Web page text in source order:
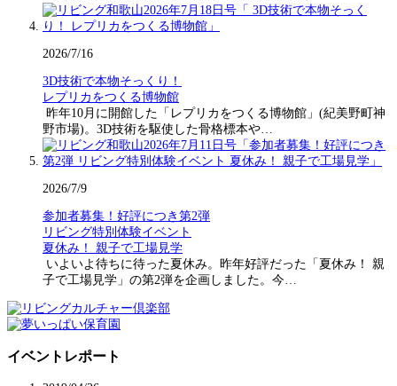
2026/7/16
3D技術で本物そっくり！
レプリカをつくる博物館
昨年10月に開館した「レプリカをつくる博物館」(紀美野町神
野市場)。3D技術を駆使した骨格標本や…
2026/7/9
参加者募集！好評につき第2弾
リビング特別体験イベント
夏休み！ 親子で工場見学
いよいよ待ちに待った夏休み。昨年好評だった「夏休み！ 親
子で工場見学」の第2弾を企画しました。今…
イベントレポート